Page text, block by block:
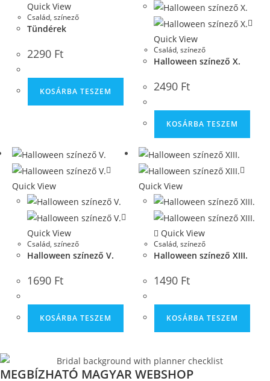
Quick View
Család, színező
Tündérek
2290 Ft
KOSÁRBA TESZEM
Quick View
Család,színező
Halloween színező X.
2490 Ft
KOSÁRBA TESZEM
Quick View
Quick View
Család, színező
Halloween színező V.
1690 Ft
KOSÁRBA TESZEM
Quick View
Quick View
Család,színező
Halloween színező XIII.
1490 Ft
KOSÁRBA TESZEM
MEGBÍZHATÓ MAGYAR WEBSHOP